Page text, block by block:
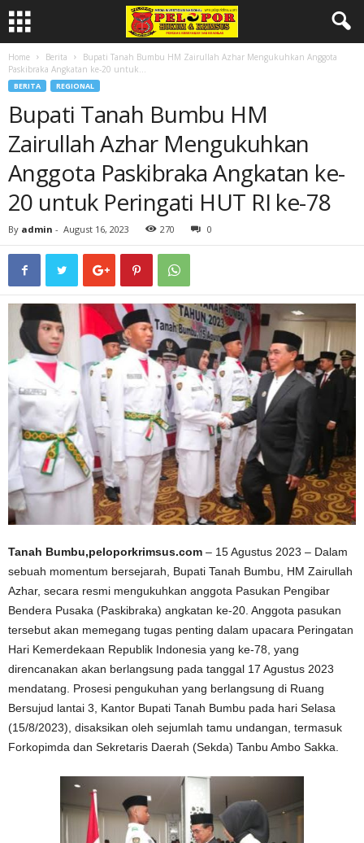
Home Berita
Bupati Tanah Bumbu HM Zairullah Azhar Mengukuhkan Anggota
Paskibraka Angkatan ke-20 untuk...
BERITA REGIONAL
Bupati Tanah Bumbu HM
Zairullah Azhar Mengukuhkan
Anggota Paskibraka Angkatan ke-
20 untuk Peringati HUT RI ke-78
By admin - August 16, 2023 270 0
Tanah Bumbu,peloporkrimsus.com – 15 Agustus 2023 – Dalam
sebuah momentum bersejarah, Bupati Tanah Bumbu, HM Zairullah
Azhar, secara resmi mengukuhkan anggota Pasukan Pengibar
Bendera Pusaka (Paskibraka) angkatan ke-20. Anggota pasukan
tersebut akan memegang tugas penting dalam upacara Peringatan
Hari Kemerdekaan Republik Indonesia yang ke-78, yang
direncanakan akan berlangsung pada tanggal 17 Agustus 2023
mendatang. Prosesi pengukuhan yang berlangsung di Ruang
Bersujud lantai 3, Kantor Bupati Tanah Bumbu pada hari Selasa
(15/8/2023), disaksikan oleh sejumlah tamu undangan, termasuk
Forkopimda dan Sekretaris Daerah (Sekda) Tanbu Ambo Sakka.